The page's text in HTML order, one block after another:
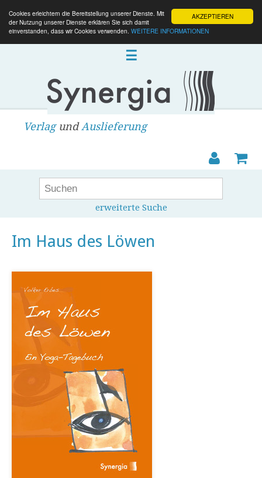
AKZEPTIEREN
Cookies erleichtern die Bereitstellung unserer Dienste. Mit
der Nutzung unserer Dienste erklären Sie sich damit
einverstanden, dass wir Cookies verwenden. WEITERE INFORMATIONEN
☰
VerlagundAuslieferung
erweiterte Suche
Im Haus des Löwen